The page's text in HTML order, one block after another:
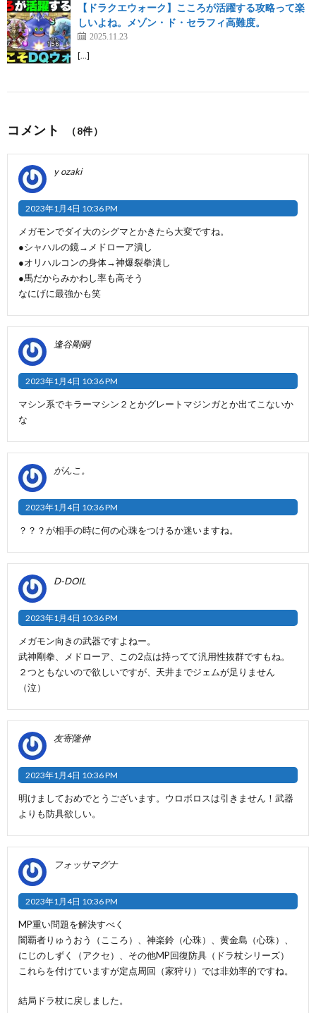
【ドラクエウォーク】こころが活躍する攻略って楽
しいよね。メゾン・ド・セラフィ高難度。
2025.11.23
[…]
コメント （8件）
y ozaki
2023年1月4日 10:36 PM
メガモンでダイ大のシグマとかきたら大変ですね。
●シャハルの鏡→メドローア潰し
●オリハルコンの身体→神爆裂拳潰し
●馬だからみかわし率も高そう
なにげに最強かも笑
逢谷剛嗣
2023年1月4日 10:36 PM
マシン系でキラーマシン２とかグレートマジンガとか出てこないか
な
がんこ。
2023年1月4日 10:36 PM
？？？が相手の時に何の心珠をつけるか迷いますね。
D-DOIL
2023年1月4日 10:36 PM
メガモン向きの武器ですよねー。
武神剛拳、メドローア、この2点は持ってて汎用性抜群ですもね。
２つともないので欲しいですが、天井までジェムが足りません
（泣）
友寄隆伸
2023年1月4日 10:36 PM
明けましておめでとうございます。ウロボロスは引きません！武器
よりも防具欲しい。
フォッサマグナ
2023年1月4日 10:36 PM
MP重い問題を解決すべく
闇覇者りゅうおう（こころ）、神楽鈴（心珠）、黄金島（心珠）、
にじのしずく（アクセ）、その他MP回復防具（ドラ杖シリーズ）
これらを付けていますが定点周回（家狩り）では非効率的ですね。
結局ドラ杖に戻しました。